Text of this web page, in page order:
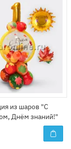
из шаров "С
Днём знаний!"